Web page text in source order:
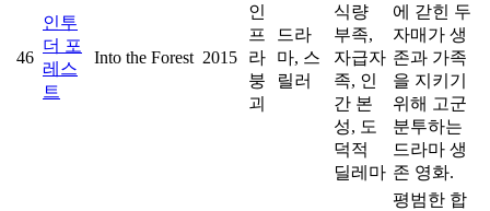
46
인투
더 포
레스
트
Into the Forest 2015
인
프
라
붕
괴
드라
마, 스
릴러
식량
부족,
자급자
족, 인
간 본
성, 도
덕적
딜레마
에 갇힌 두
자매가 생
존과 가족
을 지키기
위해 고군
분투하는
드라마 생
존 영화.
평범한 합